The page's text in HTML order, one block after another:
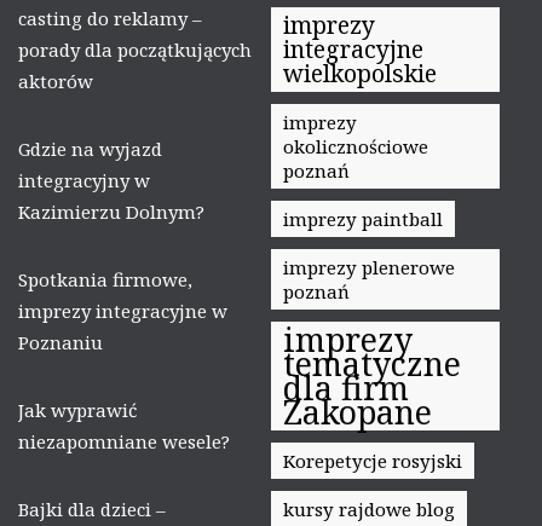
casting do reklamy –
porady dla początkujących
aktorów
Gdzie na wyjazd
integracyjny w
Kazimierzu Dolnym?
Spotkania firmowe,
imprezy integracyjne w
Poznaniu
Jak wyprawić
niezapomniane wesele?
Bajki dla dzieci –
imprezy
integracyjne
wielkopolskie
imprezy
okolicznościowe
poznań
imprezy paintball
imprezy plenerowe
poznań
imprezy
tematyczne
dla firm
Zakopane
Korepetycje rosyjski
kursy rajdowe blog